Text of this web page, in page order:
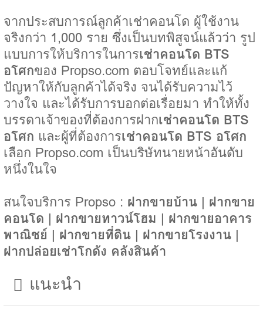
จากประสบการณ์ลูกค้าเช่าคอนโด ผู้ใช้งาน
จริงกว่า 1,000 ราย ซึ่งเป็นบทพิสูจน์แล้วว่า รูป
แบบการให้บริการในการเช่าคอนโด BTS
อโศกของ Propso.com ตอบโจทย์และแก้
ปัญหาให้กับลูกค้าได้จริง จนได้รับความไว้
วางใจ และได้รับการบอกต่อเรื่อยมา ทำให้ทั้ง
บรรดาเจ้าของที่ต้องการฝากเช่าคอนโด BTS
อโศก และผู้ที่ต้องการเช่าคอนโด BTS อโศก
เลือก Propso.com เป็นบริษัทนายหน้าอันดับ
หนึ่งในใจ
สนใจบริการ Propso : ฝากขายบ้าน | ฝากขาย
คอนโด | ฝากขายทาวน์โฮม | ฝากขายอาคาร
พาณิชย์ | ฝากขายที่ดิน | ฝากขายโรงงาน |
ฝากปล่อยเช่าโกดัง คลังสินค้า
แนะนำ